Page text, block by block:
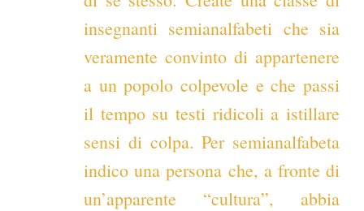
insegnanti semianalfabeti che sia
veramente convinto di appartenere
a un popolo colpevole e che passi
il tempo su testi ridicoli a istillare
sensi di colpa. Per semianalfabeta
indico una persona che, a fronte di
un’apparente “cultura”, abbia